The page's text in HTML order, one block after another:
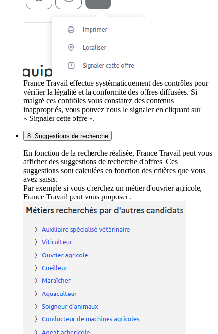
France Travail effectue systématiquement des contrôles pour
vérifier la légalité et la conformité des offres diffusées. Si
malgré ces contrôles vous constatez des contenus
inappropriés, vous pouvez nous le signaler en cliquant sur
« Signaler cette offre ».
8. Suggestions de recherche
En fonction de la recherche réalisée, France Travail peut vous
afficher des suggestions de recherche d'offres. Ces
suggestions sont calculées en fonction des critères que vous
avez saisis.
Par exemple si vous cherchez un métier d'ouvrier agricole,
France Travail peut vous proposer :